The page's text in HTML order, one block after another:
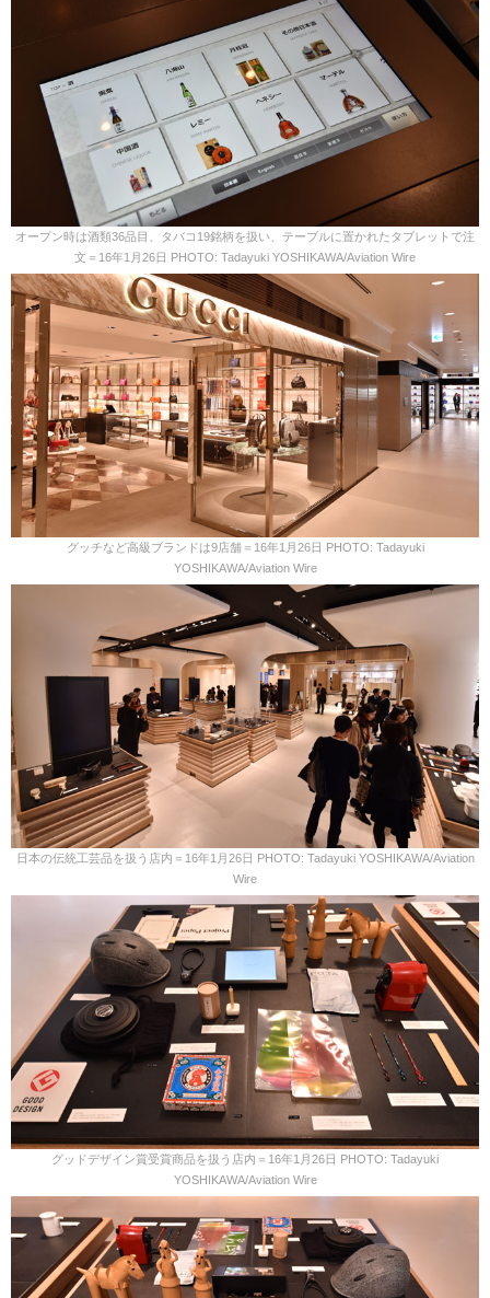
オープン時は酒類36品目、タバコ19銘柄を扱い、テーブルに置かれたタブレットで注
文＝16年1月26日 PHOTO: Tadayuki YOSHIKAWA/Aviation Wire
グッチなど高級ブランドは9店舗＝16年1月26日 PHOTO: Tadayuki
YOSHIKAWA/Aviation Wire
日本の伝統工芸品を扱う店内＝16年1月26日 PHOTO: Tadayuki YOSHIKAWA/Aviation
Wire
グッドデザイン賞受賞商品を扱う店内＝16年1月26日 PHOTO: Tadayuki
YOSHIKAWA/Aviation Wire